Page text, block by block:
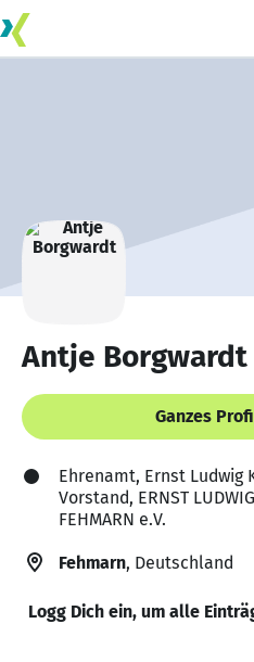
Antje Borgwardt
Ganzes
Ehrenamt, Ernst Ludwig
Vorstand, ERNST
FEHMARN e.V.
Fehmarn, Deutschland
Logg Dich ein, um alle